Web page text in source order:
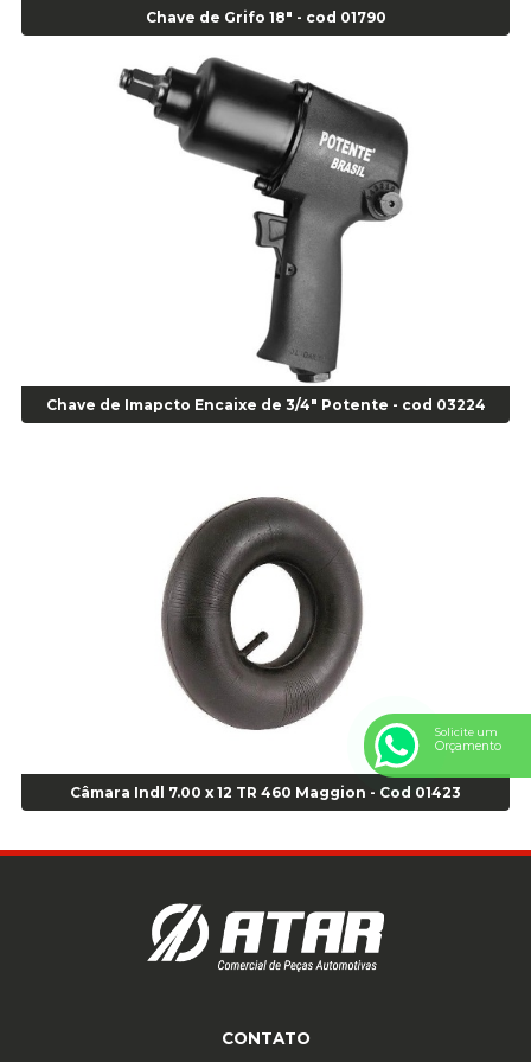
Alicate de Pressão Corneta (Cód. 01780)
Alicate de Pressão Gedore - Cod 01856
Alicate para Abracadeira 3/16" x 1.3/16" 29840 - Gedore - Cod 02174
Alicate para Anéis Externos Bico Reto - Gedore A2 - Cod 00894
Alicate para Anéis Externos com Bico Curvo - Gedore A21 - Cod 00895
Alicate para Anéis Internos Bico Curvo - Gedore J21 - Cod 00893
Alicate para Anéis Tipo Trava Câmbio 8134 Gedore - Cod 02008
Alicate para Balanceamento - Cod 03078
Alicate para trava de cambio 398 11" - Corneta - Cod 03113
Alicate Universal 8" Gedore - Cod 00133
Anel Centralizador Fiat 4 pçs - Amarelo - Cod 00517
Anel Centralizador Ford 4pçs - Verde - Cod 00518
Anel Centralizador Peugeot 4pçs - Branco - Cod 01466
Anel Centralizador Renault 4pçs - Marrom - Cod 01467
Anel Centralizador Toyota 4pçs - Preto - Cod 01335
Anel Centralizador VW 4pçs - Laranja - Cod 00520
Anel de vedação Jumbo OR-224 TG - Cod: 03749
Anel de vedação Jumbo OR-449 Cod: 03752
Anel p/ montagem de pneu s/cam aro 22,5 - Cod 00166
Anel para Montagem do Pneu Sem Câmara Aro 24,5 - Cod 02935
Anel para Vedação OR 325 - Cod 03390
Anel para Vedação OR 325 Nacional -Cod 01768
Anel para Vedação OR 335 Importado - Cod 01771
Anel para Vedação OR 339 - Cod 01772
Anel para Vedação OR 88 - Cod 01767
Chave de Grifo 18" - cod 01790
Chave de Imapcto Encaixe de 3/4" Potente - cod 03224
Câmara Indl 7.00 x 12 TR 460 Maggion - Cod 01423
CONTATO
Solicite um
Orçamento